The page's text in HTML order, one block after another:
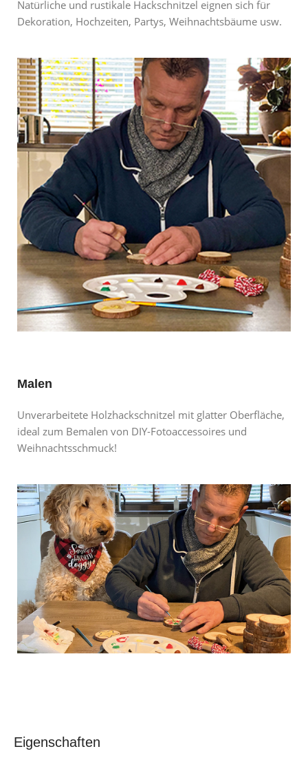
Natürliche und rustikale Hackschnitzel eignen sich für
Dekoration, Hochzeiten, Partys, Weihnachtsbäume usw.
Malen
Unverarbeitete Holzhackschnitzel mit glatter Oberfläche,
ideal zum Bemalen von DIY-Fotoaccessoires und
Weihnachtsschmuck!
Eigenschaften